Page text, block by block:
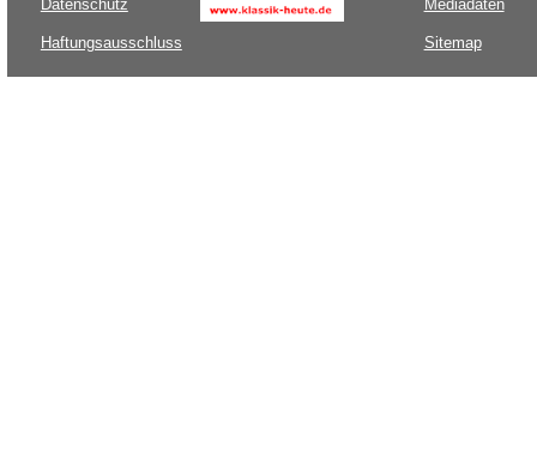
Datenschutz
Haftungsausschluss
Mediadaten
Sitemap